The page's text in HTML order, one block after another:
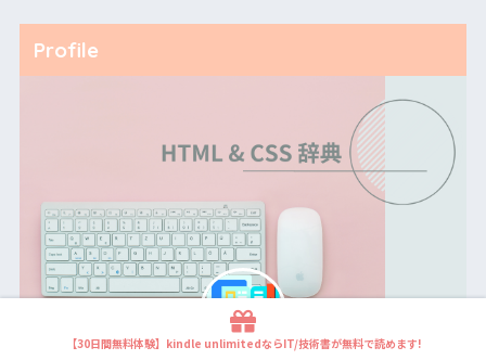
Profile
【30日間無料体験】kindle unlimitedならIT/技術書が無料で読めます!